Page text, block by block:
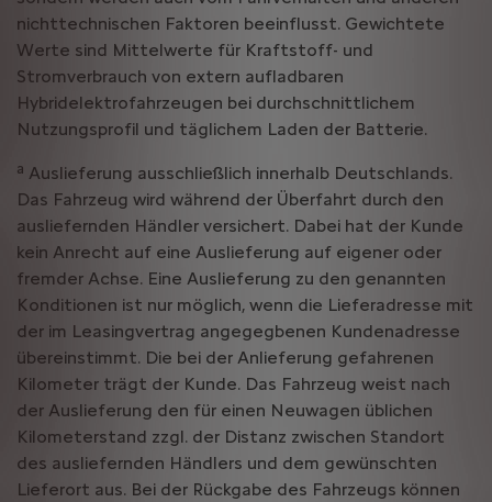
nichttechnischen Faktoren beeinflusst. Gewichtete
Werte sind Mittelwerte für Kraftstoff- und
Stromverbrauch von extern aufladbaren
Hybridelektrofahrzeugen bei durchschnittlichem
Nutzungsprofil und täglichem Laden der Batterie.
a Auslieferung ausschließlich innerhalb Deutschlands.
Das Fahrzeug wird während der Überfahrt durch den
ausliefernden Händler versichert. Dabei hat der Kunde
kein Anrecht auf eine Auslieferung auf eigener oder
fremder Achse. Eine Auslieferung zu den genannten
Konditionen ist nur möglich, wenn die Lieferadresse mit
der im Leasingvertrag angegegbenen Kundenadresse
übereinstimmt. Die bei der Anlieferung gefahrenen
Kilometer trägt der Kunde. Das Fahrzeug weist nach
der Auslieferung den für einen Neuwagen üblichen
Kilometerstand zzgl. der Distanz zwischen Standort
des ausliefernden Händlers und dem gewünschten
Lieferort aus. Bei der Rückgabe des Fahrzeugs können